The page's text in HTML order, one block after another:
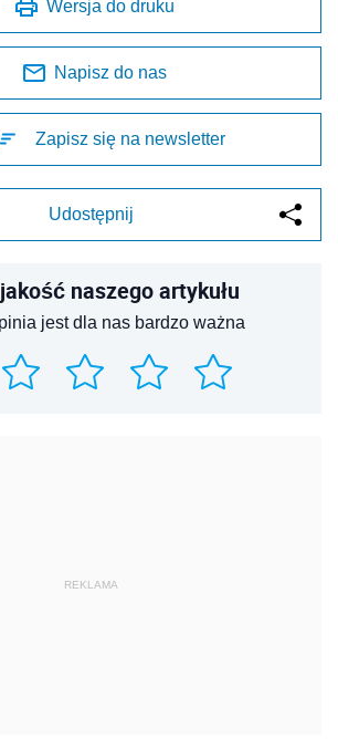
Wersja do druku
Napisz do nas
Zapisz się na newsletter
Udostępnij
naszego artykułu
jest dla nas bardzo ważna
REKLAMA